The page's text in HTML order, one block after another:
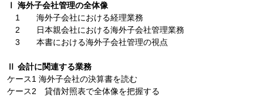
Ⅰ 海外子会社管理の全体像
1 海外子会社における経理業務
2 日本親会社における海外子会社管理業務
3 本書における海外子会社管理の視点
Ⅱ 会計に関連する業務
ケース1 海外子会社の決算書を読む
ケース2 貸借対照表で全体像を把握する